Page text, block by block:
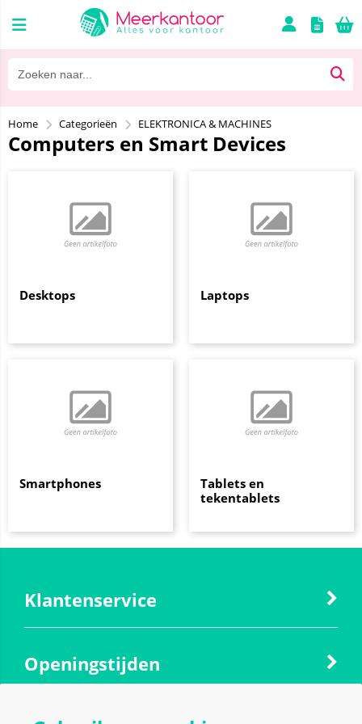
Home Categorieën ELEKTRONICA & MACHINES
Computers en Smart Devices
Desktops Laptops
Smartphones
Tablets en
tekentablets
Klantenservice
Openingstijden